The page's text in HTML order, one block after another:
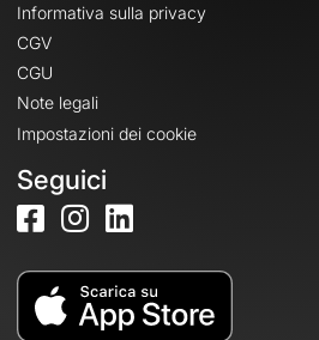
Informativa sulla privacy
CGV
CGU
Note legali
Impostazioni dei cookie
Seguici